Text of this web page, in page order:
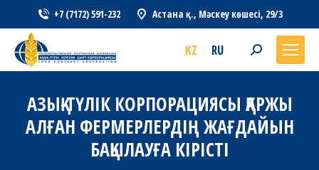
+7 (7172) 591-232 Астана қ., Мәскеу көшесі, 29/3
KZ RU Search:
АЗЫҚ-ТҮЛІК КОРПОРАЦИЯСЫ ҚАРЖЫ
АЛҒАН ФЕРМЕРЛЕРДІҢ ЖАҒДАЙЫН
БАҚЫЛАУҒА КІРІСТІ